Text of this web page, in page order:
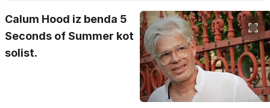
Calum Hood iz benda 5
Seconds of Summer kot
solist.